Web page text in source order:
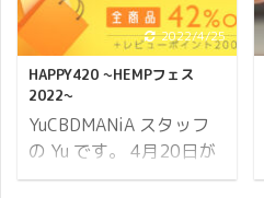
となります。 続いてポイ
ントについてです。 ポイ
ント10倍 小計に対して
10% 分のポイントが付
与されま ...
講じたうえでの開催を目
指しておりましたが、2
月26日（水）発表の政府
方針に基づき、当該日程
での開催を断念させてい
ただくことを決定いたし
ました。今後、延期・中
2022/4/25
HAPPY420 ~HEMPフェス
2022~
YuCBDMANiA スタッフ
の Yu です。 4月20日が
やってきました！ 420と